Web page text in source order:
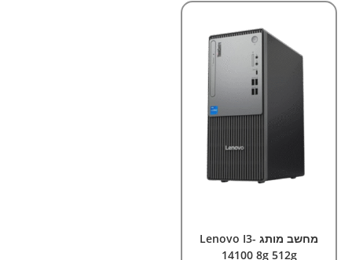
מחשב מותג Lenovo I3-
14100 8g 512g